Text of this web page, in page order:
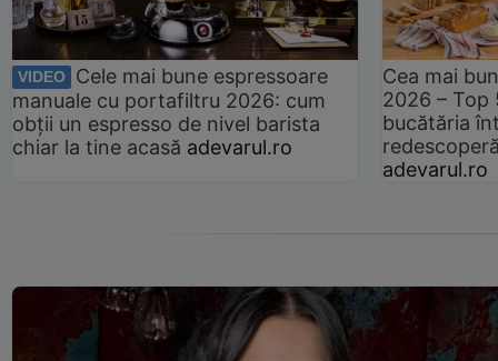
VIDEO
Cele mai bune espressoare
manuale cu portafiltru 2026: cum
obții un espresso de nivel barista
chiar la tine acasă adevarul.ro
Cea mai
2026 –
bucătăria
adevarul.ro